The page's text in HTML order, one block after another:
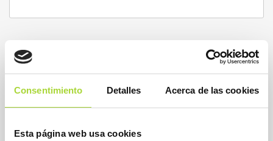
Consentimiento Detalles Acerca de las cookies
Esta página web usa cookies
PREV 1 NEXT